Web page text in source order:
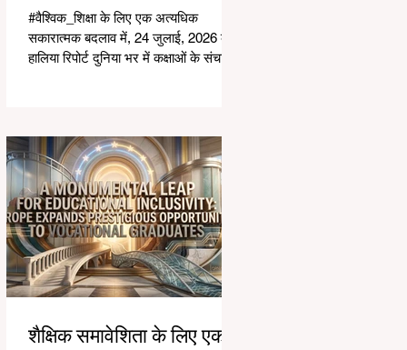
#वैश्विक_शिक्षा के लिए एक अत्यधिक
सकारात्मक बदलाव में, 24 जुलाई, 2026 की
हालिया रिपोर्ट दुनिया भर में कक्षाओं के संचालन
#कृत्रिम_बुद्धिमत्ता सहायकों का तेजी से
एकीकरण शिक्षण पेशे में क्रांति ला रहा है।
समय लेने वाले प्रशासनिक कार्यों को
सफलतापूर्वक स्वचालित करके, ये उन्नत
उपकरण #शैक्षणिक_उत्कृष्टता और अद्वितीय
#छात्र_समर्थन के एक नए युग की शुरुआत
कर रहे हैं, जो भारतीय शिक्षा
शैक्षिक समावेशिता के लिए एक